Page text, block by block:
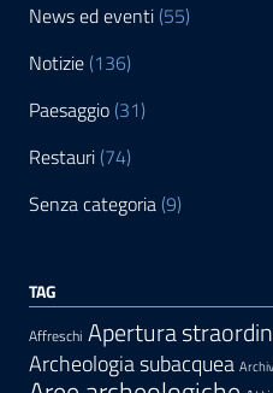
News ed eventi (55)
Notizie (136)
Paesaggio (31)
Restauri (74)
Senza categoria (9)
TAG
Affreschi Apertura
Archeologia subacquea